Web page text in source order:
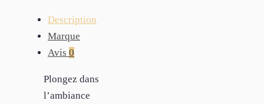
Description
Marque
Avis 0
Plongez dans
l’ambiance